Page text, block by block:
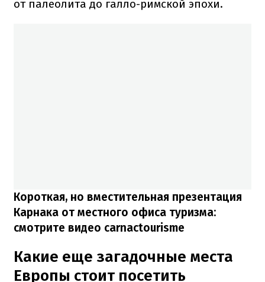
от палеолита до галло-римской эпохи.
Короткая, но вместительная презентация
Карнака от местного офиса туризма:
смотрите видео carnactourisme
Какие еще загадочные места
Европы стоит посетить